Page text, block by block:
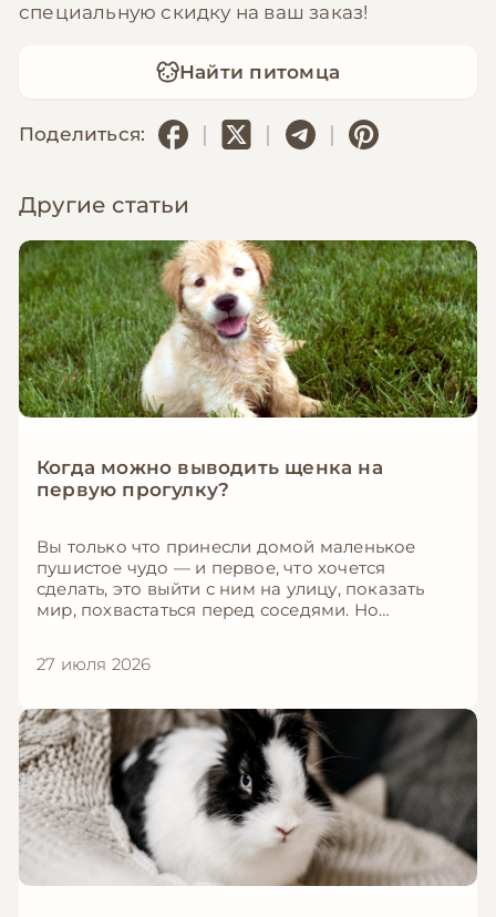
специальную скидку на ваш заказ!
Найти питомца
Поделиться: | | |
Другие статьи
Когда можно выводить щенка на
первую прогулку?
Вы только что принесли домой маленькое
пушистое чудо — и первое, что хочется
сделать, это выйти с ним на улицу, показать
мир, похвастаться перед соседями. Но
Парвовирус, чума, лептоспироз — эти болезни
буквально под каждым кустом. В этой статье
мы чётко расскажем, когда именно можно
выводить щенка на первую прогулку, как
подготовиться и что делать, если ждать больше
нет сил.
27 июля 2026